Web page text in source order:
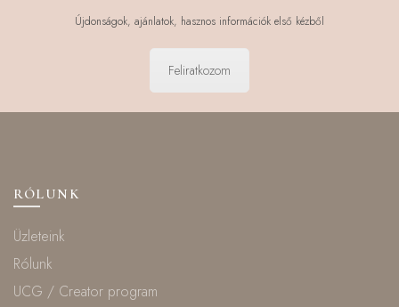
Újdonságok, ajánlatok, hasznos információk első kézből
Feliratkozom
RÓLUNK
Üzleteink
Rólunk
UCG / Creator program